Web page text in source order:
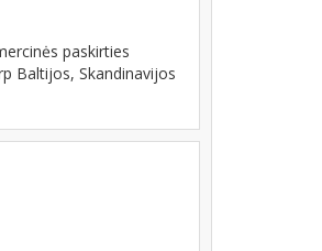
paskirties
Baltijos, Skandinavijos